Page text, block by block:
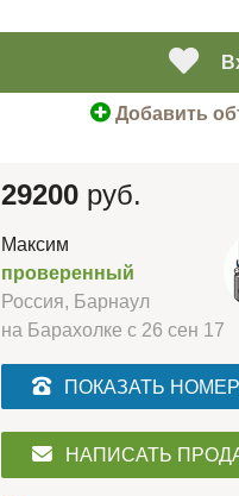
Добавить
29200руб.
Максим
проверенный
Россия, Барнаул
на Барахолке с 26 сен 17
ПОКАЗАТЬ НОМЕР
НАПИСАТЬ